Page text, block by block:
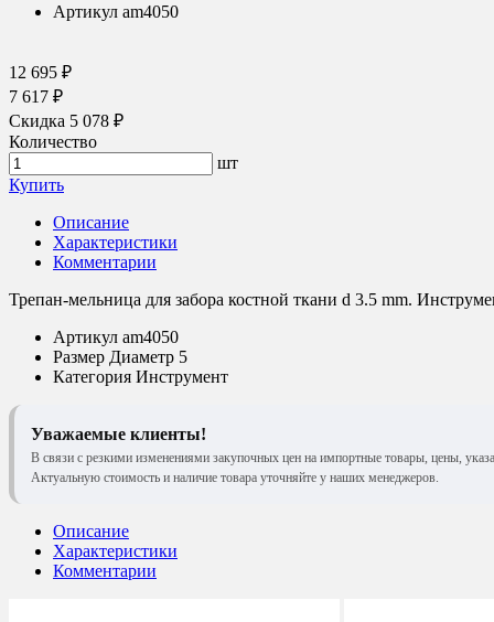
Артикул am4050
12 695 ₽
7 617 ₽
Скидка 5 078 ₽
Количество
шт
Купить
Описание
Характеристики
Комментарии
Трепан-мельница для забора костной ткани d 3.5 mm.
Артикул am4050
Размер Диаметр 5
Категория Инструмент
Уважаемые клиенты!
В связи с резкими изменениями закупочных цен на импортные товары, цены,
Актуальную стоимость и наличие товара уточняйте у наших менеджеров.
Описание
Характеристики
Комментарии